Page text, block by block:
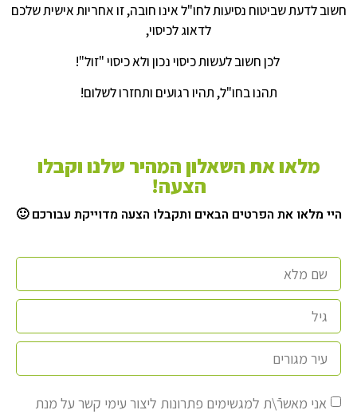
חשוב לדעת שביטוח נסיעות לחו"ל אינו חובה, זו אחריות אישית שלכם
לדאוג לכיסוי,
לכן חשוב לעשות כיסוי נכון ולא כיסוי "זול"!
תהנו בחו"ל, תהיו רגועים ותחזרו לשלום!
מלאו את השאלון המהיר שלנו וקבלו
הצעה!
היי מלאו את הפרטים הבאים ותקבלו הצעה מדוייקת עבורכם 🙂
אני מאשרֿֿ\ת למגשימים פתרונות ליצור עימי קשר על מנת